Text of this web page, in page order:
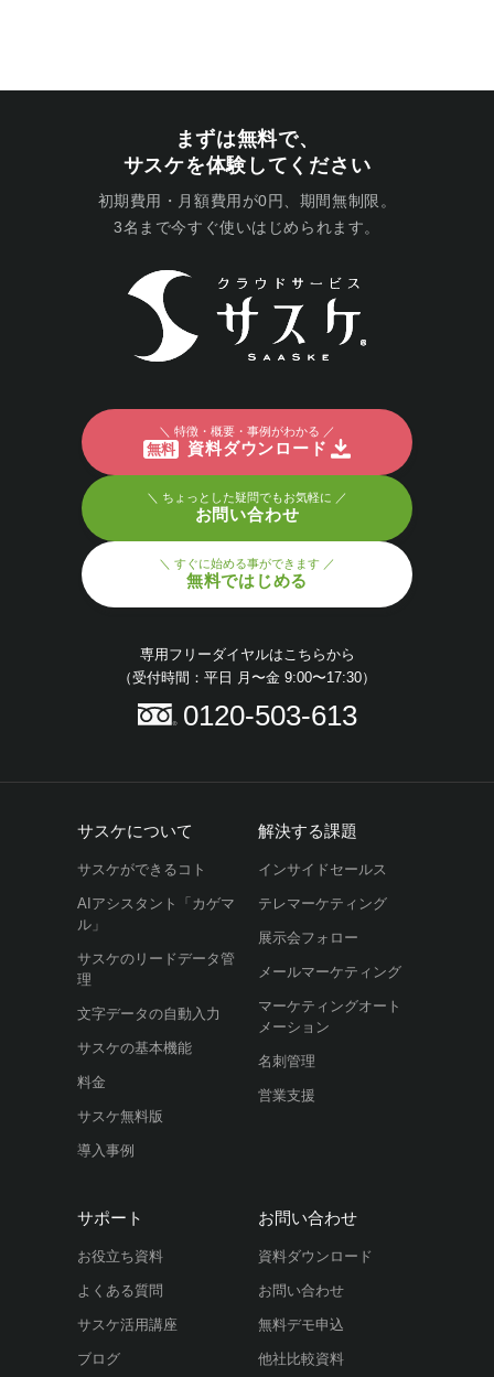
まずは無料で、
サスケを体験してください
初期費用・月額費用が0円、期間無制限。
3名まで今すぐ使いはじめられます。
＼ 特徴・概要・事例がわかる ／
無料 資料ダウンロード
＼ ちょっとした疑問でもお気軽に ／
お問い合わせ
＼ すぐに始める事ができます ／
無料ではじめる
専用フリーダイヤルはこちらから
（受付時間：平日 月〜金 9:00〜17:30）
0120-503-613
サスケについて
サスケができるコト
AIアシスタント「カゲマ
ル」
サスケのリードデータ管
理
文字データの自動入力
サスケの基本機能
料金
サスケ無料版
導入事例
解決する課題
インサイドセールス
テレマーケティング
展示会フォロー
メールマーケティング
マーケティングオート
メーション
名刺管理
営業支援
サポート
お役立ち資料
よくある質問
サスケ活用講座
ブログ
お問い合わせ
資料ダウンロード
お問い合わせ
無料デモ申込
他社比較資料